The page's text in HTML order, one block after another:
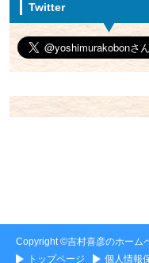
Twitter
Copyright ©吉村喜彦のホーム
トップページ
個人情報